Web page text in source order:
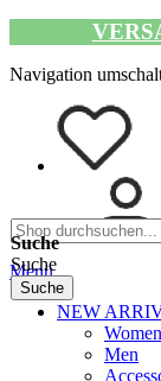
Navigation
Suche
Suche
Suche
Menü
NEW
Women
Men